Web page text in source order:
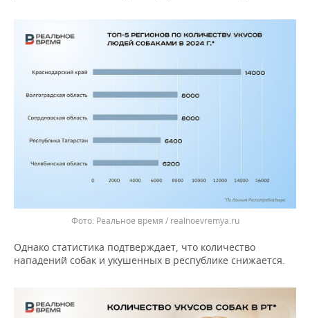
Реальное время / realnoevremya.ru
Однако статистика подтверждает, что количество
нападений собак и укушенных в республике снижается.